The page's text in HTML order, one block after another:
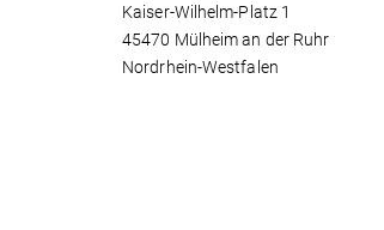
Kaiser-Wilhelm-Platz 1
45470 Mülheim an der Ruhr
Nordrhein-Westfalen